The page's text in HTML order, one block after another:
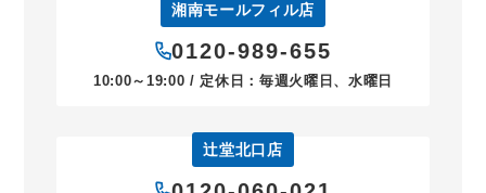
湘南モールフィル店
0120-989-655
10:00～19:00 / 定休日：毎週火曜日、水曜日
辻堂北口店